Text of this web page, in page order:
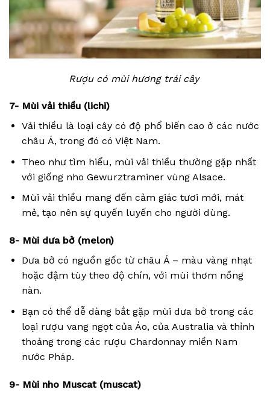
Rượu có mùi hương trái cây
7- Mùi vải thiều (lichi)
Vải thiều là loại cây có độ phổ biến cao ở các nước
châu Á, trong đó có Việt Nam.
Theo như tìm hiểu, mùi vải thiều thường gặp nhất
với giống nho Gewurztraminer vùng Alsace.
Mùi vải thiều mang đến cảm giác tươi mới, mát
mẻ, tạo nên sự quyến luyến cho người dùng.
8- Mùi dưa bở (melon)
Dưa bở có nguồn gốc từ châu Á – màu vàng nhạt
hoặc đậm tùy theo độ chín, với mùi thơm nồng
nàn.
Bạn có thể dễ dàng bắt gặp mùi dưa bở trong các
loại rượu vang ngọt của Áo, của Australia và thỉnh
thoảng trong các rượu Chardonnay miền Nam
nước Pháp.
9- Mùi nho Muscat (muscat)